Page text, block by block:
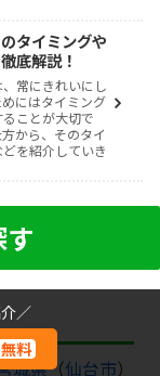
タイミングや
底解説！
常にきれいにし
にはタイミング
ことが大切で
から、そのタイ
を紹介していき
城県（仙台市）
／
無料